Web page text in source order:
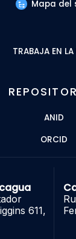
Mapa del
TRABAJA EN
ANID
ORCID
611,